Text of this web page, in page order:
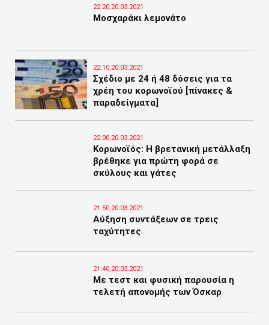
22:20,20.03.2021
Μοσχαράκι λεμονάτο
22:10,20.03.2021
Σχέδιο με 24 ή 48 δόσεις για τα
χρέη του κορωνοϊού [πίνακες &
παραδείγματα]
22:00,20.03.2021
Κορωνοϊός: Η βρετανική μετάλλαξη
βρέθηκε για πρώτη φορά σε
σκύλους και γάτες
21:50,20.03.2021
Αύξηση συντάξεων σε τρεις
ταχύτητες
21:40,20.03.2021
Με τεστ και φυσική παρουσία η
τελετή απονομής των Όσκαρ